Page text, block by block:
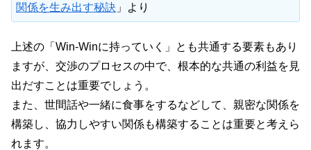
関係を生み出す秘訣 」より
上述の「Win-Winに持っていく」とも共通する要素もあり
ますが、交渉のプロセスの中で、根本的な共通の利益を見
出だすことは重要でしょう。
また、世間話や一緒に食事をするなどして、親密な関係を
構築し、協力しやすい関係も構築することは重要と考えら
れます。